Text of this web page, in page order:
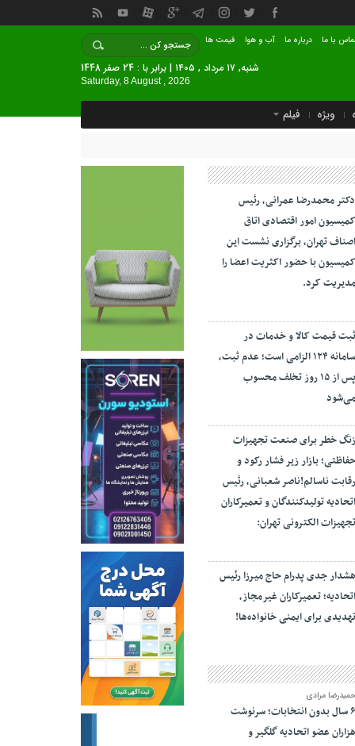
قیمت ها آب و هوا درباره ما با ما
شنبه, ۱۷ مرداد , ۱۴۰۵ | برابر با : 24 صفر 1448
Saturday, 8 August , 2026
ویژه فیلم
دکتر محمدرضا عمرانی، رئیس
کمیسیون امور اقتصادی اتاق
اصناف تهران، برگزاری نشست این
کمیسیون با حضور اکثریت اعضا را
مدیریت کرد.
ثبت قیمت کالا و خدمات در
سامانه ۱۲۴ الزامی است؛ عدم ثبت،
پس از ۱۵ روز تخلف محسوب
می‌شود
زنگ خطر برای صنعت تجهیزات
حفاظتی؛ بازار زیر فشار رکود و
رقابت ناسالم!ناصر شعبانی، رئیس
اتحادیه تولیدکنندگان و تعمیرکاران
تجهیزات الکترونی تهران:
هشدار جدی پدرام حاج میرزا رئیس
اتحادیه؛ تعمیرکاران غیرمجاز،
تهدیدی برای ایمنی خانواده‌ها!
حمیدرضا مرادی
۶ سال بدون انتخابات؛ سرنوشت
هزاران عضو اتحادیه گلگیر و